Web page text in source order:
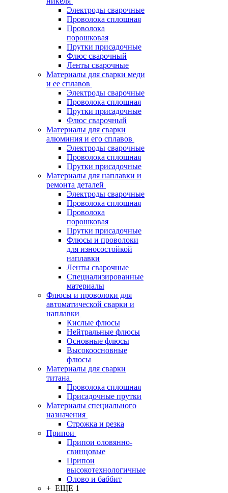
Электроды сварочные
Проволока сплошная
Проволока
порошковая
Прутки присадочные
Флюс сварочный
Ленты сварочные
Материалы для сварки меди
и ее сплавов
Электроды сварочные
Проволока сплошная
Прутки присадочные
Флюс сварочный
Материалы для сварки
алюминия и его сплавов
Электроды сварочные
Проволока сплошная
Прутки присадочные
Материалы для наплавки и
ремонта деталей
Электроды сварочные
Проволока сплошная
Проволока
порошковая
Прутки присадочные
Флюсы и проволоки
для износостойкой
наплавки
Ленты сварочные
Специализированные
материалы
Флюсы и проволоки для
автоматической сварки и
наплавки
Кислые флюсы
Нейтральные флюсы
Основные флюсы
Высокоосновные
флюсы
Материалы для сварки
титана
Проволока сплошная
Присадочные прутки
Материалы специального
назначения
Строжка и резка
Припои
Припои оловянно-
свинцовые
Припои
высокотехнологичные
Олово и баббит
+ ЕЩЕ 1